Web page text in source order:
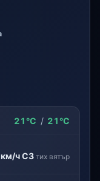
21°C / 21°C
чСЗ тих вятър